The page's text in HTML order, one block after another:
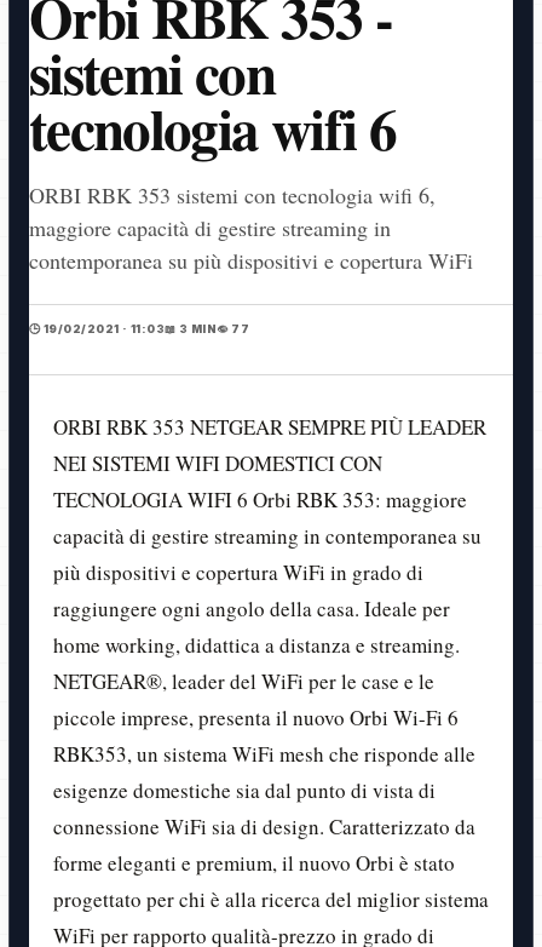
sistemi con
tecnologia wifi 6
ORBI RBK 353 sistemi con tecnologia wifi 6,
maggiore capacità di gestire streaming in
contemporanea su più dispositivi e copertura WiFi
🕒 19/02/2021 · 11:03📖 3 MIN👁️ 77
ORBI RBK 353 NETGEAR SEMPRE PIÙ LEADER
NEI SISTEMI WIFI DOMESTICI CON
TECNOLOGIA WIFI 6 Orbi RBK 353: maggiore
capacità di gestire streaming in contemporanea su
più dispositivi e copertura WiFi in grado di
raggiungere ogni angolo della casa. Ideale per
home working, didattica a distanza e streaming.
NETGEAR®, leader del WiFi per le case e le
piccole imprese, presenta il nuovo Orbi Wi-Fi 6
RBK353, un sistema WiFi mesh che risponde alle
esigenze domestiche sia dal punto di vista di
connessione WiFi sia di design. Caratterizzato da
forme eleganti e premium, il nuovo Orbi è stato
progettato per chi è alla ricerca del miglior sistema
WiFi per rapporto qualità-prezzo in grado di